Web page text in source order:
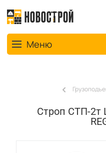
Toggle navigation
Меню
Строп СТП-2т